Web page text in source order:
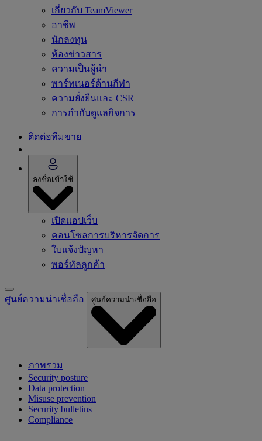
เกี่ยวกับ TeamViewer
อาชีพ
นักลงทุน
ห้องข่าวสาร
ความเป็นผู้นำ
พาร์ทเนอร์ด้านกีฬา
ความยั่งยืนและ CSR
การกำกับดูแลกิจการ
ติดต่อทีมขาย
ลงชื่อเข้าใช้
เปิดแอปเว็บ
คอนโซลการบริหารจัดการ
ใบแจ้งปัญหา
พอร์ทัลลูกค้า
ศูนย์ความน่าเชื่อถือ ศูนย์ความน่าเชื่อถือ
ภาพรวม
Security posture
Data protection
Misuse prevention
Security bulletins
Compliance